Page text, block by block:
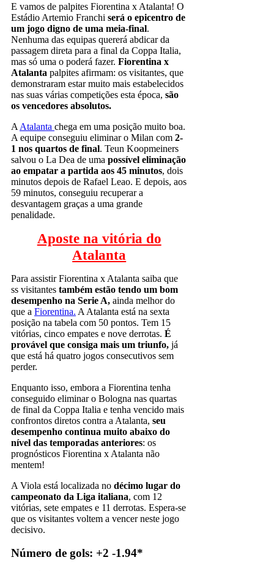
E vamos de palpites Fiorentina x Atalanta! O
Estádio Artemio Franchi será o epicentro de
um jogo digno de uma meia-final.
Nenhuma das equipas quererá abdicar da
passagem direta para a final da Coppa Italia,
mas só uma o poderá fazer. Fiorentina x
Atalanta palpites afirmam: os visitantes, que
demonstraram estar muito mais estabelecidos
nas suas várias competições esta época, são
os vencedores absolutos.
A Atalanta chega em uma posição muito boa.
A equipe conseguiu eliminar o Milan com 2-
1 nos quartos de final. Teun Koopmeiners
salvou o La Dea de uma possível eliminação
ao empatar a partida aos 45 minutos, dois
minutos depois de Rafael Leao. E depois, aos
59 minutos, conseguiu recuperar a
desvantagem graças a uma grande
penalidade.
Aposte na vitória do
Atalanta
Para assistir Fiorentina x Atalanta saiba que
ss visitantes também estão tendo um bom
desempenho na Serie A, ainda melhor do
que a Fiorentina. A Atalanta está na sexta
posição na tabela com 50 pontos. Tem 15
vitórias, cinco empates e nove derrotas. É
provável que consiga mais um triunfo, já
que está há quatro jogos consecutivos sem
perder.
Enquanto isso, embora a Fiorentina tenha
conseguido eliminar o Bologna nas quartas
de final da Coppa Italia e tenha vencido mais
confrontos diretos contra a Atalanta, seu
desempenho continua muito abaixo do
nível das temporadas anteriores: os
prognósticos Fiorentina x Atalanta não
mentem!
A Viola está localizada no décimo lugar do
campeonato da Liga italiana, com 12
vitórias, sete empates e 11 derrotas. Espera-se
que os visitantes voltem a vencer neste jogo
decisivo.
Número de gols: +2 -1.94*